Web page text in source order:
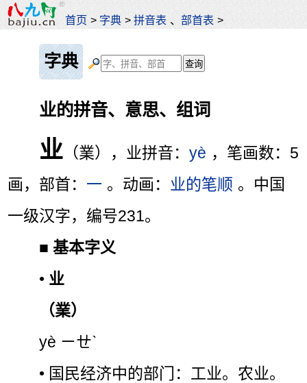
首页 > 字典 >拼音表 、部首表 >
字典
业的拼音、意思、组词
业 （業），业拼音：yè ，笔画数：5
画，部首： 一 。动画： 业的笔顺 。中国
一级汉字，编号231。
■基本字义
• 业
（業）
yè ㄧㄝˋ
• 国民经济中的部门：工业。农业。